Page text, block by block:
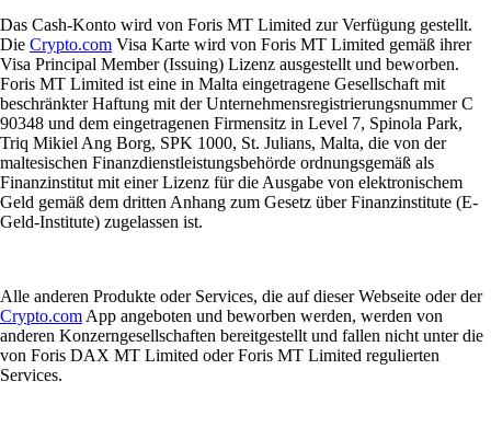
Das Cash-Konto wird von Foris MT Limited zur Verfügung gestellt.
Die Crypto.com Visa Karte wird von Foris MT Limited gemäß ihrer
Visa Principal Member (Issuing) Lizenz ausgestellt und beworben.
Foris MT Limited ist eine in Malta eingetragene Gesellschaft mit
beschränkter Haftung mit der Unternehmensregistrierungsnummer C
90348 und dem eingetragenen Firmensitz in Level 7, Spinola Park,
Triq Mikiel Ang Borg, SPK 1000, St. Julians, Malta, die von der
maltesischen Finanzdienstleistungsbehörde ordnungsgemäß als
Finanzinstitut mit einer Lizenz für die Ausgabe von elektronischem
Geld gemäß dem dritten Anhang zum Gesetz über Finanzinstitute (E-
Geld-Institute) zugelassen ist.
Alle anderen Produkte oder Services, die auf dieser Webseite oder der
Crypto.com App angeboten und beworben werden, werden von
anderen Konzerngesellschaften bereitgestellt und fallen nicht unter die
von Foris DAX MT Limited oder Foris MT Limited regulierten
Services.